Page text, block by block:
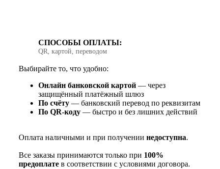
СПОСОБЫ ОПЛАТЫ:
QR, картой, переводом
Выбирайте то, что удобно:
Онлайн банковской картой — через
защищённый платёжный шлюз
По счёту — банковский перевод по реквизитам
По QR‑коду — быстро и без лишних действий
Оплата наличными и при получении недоступна.
Все заказы принимаются только при 100%
предоплате в соответствии с условиями договора.